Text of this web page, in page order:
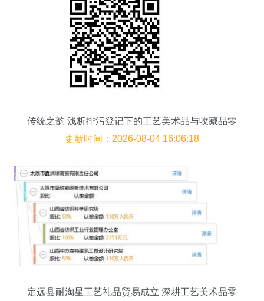
传统之韵 浅析排污登记下的工艺美术品与收藏品零
售业路
更新时间：2026-08-04 16:06:18
定远县耐淘星工艺礼品贸易成立 深耕工艺美术品零